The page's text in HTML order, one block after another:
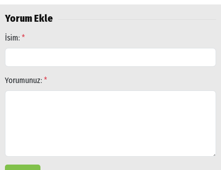
Yorum Ekle
İsim: *
Yorumunuz: *
Arama